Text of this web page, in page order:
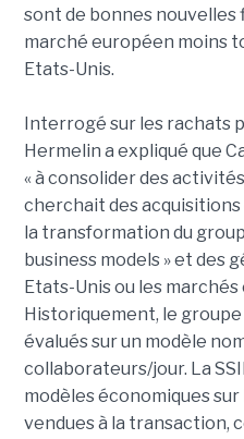
sont de bonnes nouvelles
marché européen moins
Etats-Unis.
Interrogé sur les rachats
Hermelin a expliqué que
« à consolider des
cherchait des
la transformation du
business models » et des
Etats-Unis ou les
Historiquement, le
évalués sur un modèle
collaborateurs/jour. La
modèles économiques
vendues à la transaction,